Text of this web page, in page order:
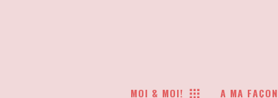
MOI & MOI! A MA FAÇON